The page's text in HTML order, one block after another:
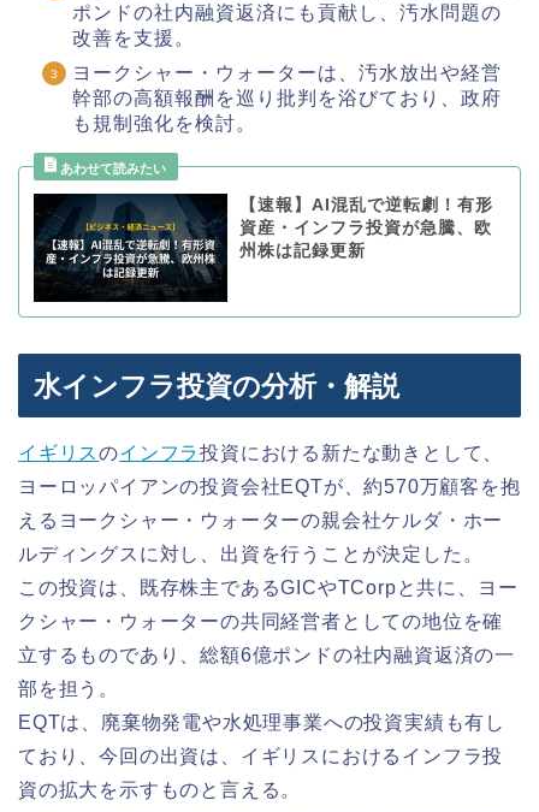
ポンドの社内融資返済にも貢献し、汚水問題の
改善を支援。
ヨークシャー・ウォーターは、汚水放出や経営
幹部の高額報酬を巡り批判を浴びており、政府
も規制強化を検討。
【速報】AI混乱で逆転劇！有形
資産・インフラ投資が急騰、欧
州株は記録更新
水インフラ投資の分析・解説
イギリスのインフラ投資における新たな動きとして、
ヨーロッパイアンの投資会社EQTが、約570万顧客を抱
えるヨークシャー・ウォーターの親会社ケルダ・ホー
ルディングスに対し、出資を行うことが決定した。
この投資は、既存株主であるGICやTCorpと共に、ヨー
クシャー・ウォーターの共同経営者としての地位を確
立するものであり、総額6億ポンドの社内融資返済の一
部を担う。
EQTは、廃棄物発電や水処理事業への投資実績も有し
ており、今回の出資は、イギリスにおけるインフラ投
資の拡大を示すものと言える。